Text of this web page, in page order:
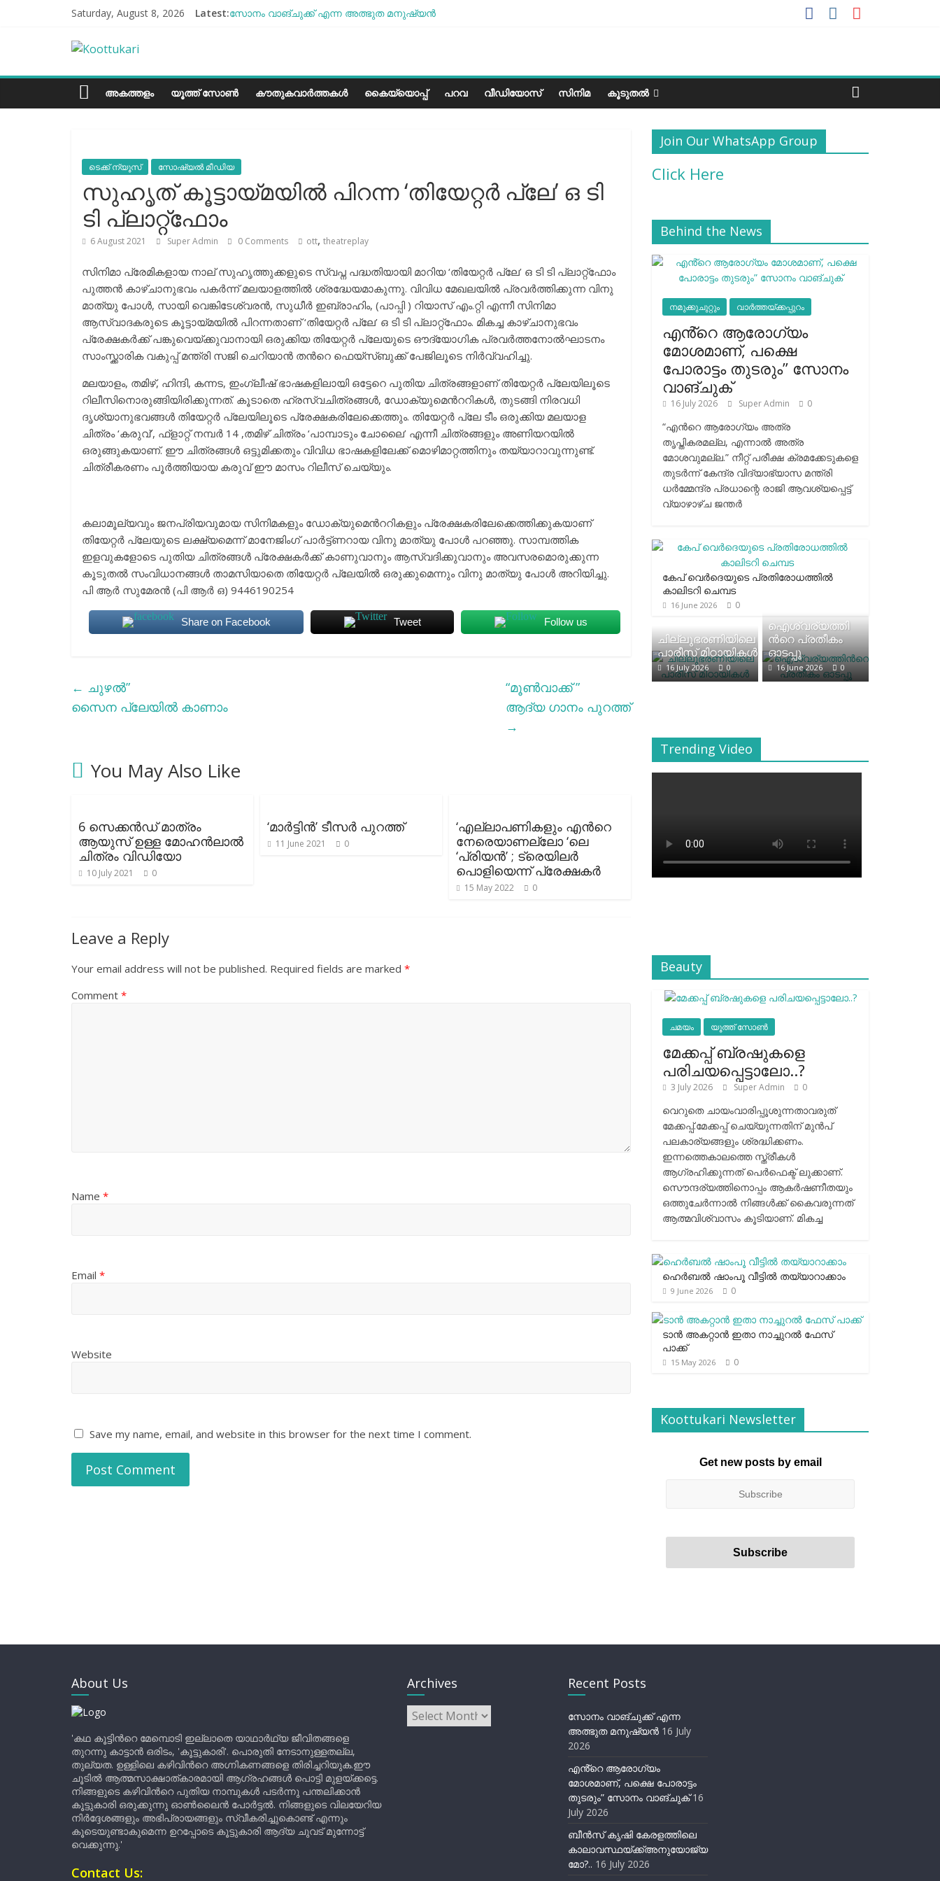
Saturday, August 8, 2026 Latest:സോനം വാങ്ചുക്ക് എന്ന അത്ഭുത മനുഷ്യന്‍
ചില്ലുഭരണിയിലെ പാരീസ് മിഠായികള്‍
Koottukari
Kottukariഅകത്തളം യൂത്ത് സോൺ കൗതുകവാർത്തകൾ കൈയ്യൊപ്പ് പറവ വീഡിയോസ് സിനിമ കൂടുതൽ
ടെക്ക് ന്യൂസ് സോഷ്യല്‍ മീഡിയ
സുഹൃത് കൂട്ടായ്മയിൽ പിറന്ന ‘തിയേറ്റര്‍ പ്ലേ’ ഒ ടി
ടി പ്ലാറ്റ്ഫോം
6 August 2021 Super Admin 0 Comments ott, theatreplay
സിനിമാ പ്രേമികളായ നാല് സുഹൃത്തുക്കളുടെ സ്വപ്ന പദ്ധതിയായി മാറിയ ‘തിയേറ്റര്‍ പ്ലേ’ ഒ ടി ടി പ്ലാറ്റ്ഫോം
പുത്തന്‍ കാഴ്ചാനുഭവം പകര്‍ന്ന് മലയാളത്തില്‍ ശ്രദ്ധേയമാകുന്നു. വിവിധ മേഖലയില്‍ പ്രവര്‍ത്തിക്കുന്ന വിനു
മാത്യു പോള്‍, സായി വെങ്കിടേശ്വരന്‍, സുധീര്‍ ഇബ്രാഹിം, (പാപ്പി ) റിയാസ് എം.റ്റി എന്നീ സിനിമാ
ആസ്വാദകരുടെ കൂട്ടായ്മയില്‍ പിറന്നതാണ് ‘തിയേറ്റര്‍ പ്ലേ’ ഒ ടി ടി പ്ലാറ്റ്ഫോം. മികച്ച കാഴ്ചാനുഭവം
പ്രേക്ഷകര്‍ക്ക് പങ്കുവെയ്ക്കുവാനായി ഒരുക്കിയ തിയേറ്റര്‍ പ്ലേയുടെ ഔദ്യോഗിക പ്രവര്‍ത്തനോല്‍ഘാടനം
സാംസ്ക്കാരിക വകുപ്പ് മന്ത്രി സജി ചെറിയാന്‍ തന്‍റെ ഫെയ്സ്ബുക്ക് പേജിലൂടെ നിർവ്വഹിച്ചു.
മലയാളം, തമിഴ്, ഹിന്ദി, കന്നട, ഇംഗ്ലീഷ് ഭാഷകളിലായി ഒട്ടേറെ പുതിയ ചിത്രങ്ങളാണ് തിയേറ്റര്‍ പ്ലേയിലൂടെ
റിലീസിനൊരുങ്ങിയിരിക്കുന്നത്. കൂടാതെ ഹ്രസ്വചിത്രങ്ങള്‍, ഡോക്യുമെന്‍ററികള്‍, തുടങ്ങി നിരവധി
ദൃശ്യാനുഭവങ്ങള്‍ തിയേറ്റര്‍ പ്ലേയിലൂടെ പ്രേക്ഷകരിലേക്കെത്തും. തിയേറ്റര്‍ പ്ലേ ടീം ഒരുക്കിയ മലയാള
ചിത്രം ‘കരുവ്’, ഫ്ളാറ്റ് നമ്പര്‍ 14 ,തമിഴ് ചിത്രം ‘പാമ്പാടും ചോലൈ’ എന്നീ ചിത്രങ്ങളും അണിയറയില്‍
ഒരുങ്ങുകയാണ്. ഈ ചിത്രങ്ങള്‍ ഒട്ടുമിക്കതും വിവിധ ഭാഷകളിലേക്ക് മൊഴിമാറ്റത്തിനും തയ്യാറാവുന്നുണ്ട്.
ചിത്രീകരണം പൂര്‍ത്തിയായ കരുവ് ഈ മാസം റിലീസ് ചെയ്യും.
കലാമൂല്യവും ജനപ്രിയവുമായ സിനിമകളും ഡോക്യുമെന്‍ററികളും പ്രേക്ഷകരിലേക്കെത്തിക്കുകയാണ്
തിയേറ്റര്‍ പ്ലേയുടെ ലക്ഷ്യമെന്ന് മാനേജിംഗ് പാര്‍ട്ട്ണറായ വിനു മാത്യു പോള്‍ പറഞ്ഞു. സാമ്പത്തിക
ഇളവുകളോടെ പുതിയ ചിത്രങ്ങള്‍ പ്രേക്ഷകര്‍ക്ക് കാണുവാനും ആസ്വദിക്കുവാനും അവസരമൊരുക്കുന്ന
കൂടുതല്‍ സംവിധാനങ്ങള്‍ താമസിയാതെ തിയേറ്റര്‍ പ്ലേയില്‍ ഒരുക്കുമെന്നും വിനു മാത്യു പോള്‍ അറിയിച്ചു.
പി ആര്‍ സുമേരന്‍ (പി ആര്‍ ഒ) 9446190254
Share on Facebook Tweet Follow us
← ചുഴല്‍”
സൈന പ്ലേയിൽ കാണാം
“മൂൺവാക്ക് ”
ആദ്യ ഗാനം പുറത്ത്
→
You May Also Like
6 സെക്കൻഡ് മാത്രം
ആയുസ് ഉള്ള മോഹൻലാൽ
ചിത്രം വിഡിയോ
10 July 2021 0
‘മാർട്ടിൻ’ ടീസർ പുറത്ത്
11 June 2021 0
‘എല്ലാപണികളും എന്‍റെ
നേരെയാണല്ലോ ‘ലെ
‘പ്രിയന്‍’ ; ട്രെയിലര്‍
പൊളിയെന്ന് പ്രേക്ഷകര്‍
15 May 2022 0
Leave a Reply
Your email address will not be published. Required fields are marked *
Comment *
Name *
Email *
Website
Save my name, email, and website in this browser for the next time I comment.
Join Our WhatsApp Group
Click Here
Behind the News
നമുക്കുചുറ്റും വാർത്തയ്ക്കപ്പുറം
എൻ്റെ ആരോഗ്യം
മോശമാണ്, പക്ഷെ
പോരാട്ടം തുടരും” സോനം
വാങ്ചുക്
16 July 2026 Super Admin 0
“എന്‍റെ ആരോഗ്യം അത്ര
തൃപ്തികരമല്ല, എന്നാൽ അത്ര
മോശവുമല്ല.” നീറ്റ് പരീക്ഷ ക്രമക്കേടുകളെ
തുടർന്ന് കേന്ദ്ര വിദ്യാഭ്യാസ മന്ത്രി
ധർമ്മേന്ദ്ര പ്രധാന്റെ രാജി ആവശ്യപ്പെട്ട്
വ്യാഴാഴ്ച ജന്തർ
കേപ് വെര്‍ദെയുടെ പ്രതിരോധത്തില്‍
കാലിടറി ചെമ്പട
16 June 2026 0
ചില്ലുഭരണിയിലെ
പാരീസ് മിഠായികള്‍
16 July 2026 0
ഐശ്വര്യത്തി
ന്‍റെ പ്രതീകം
ഓടപ്പൂ
16 June 2026 0
Trending Video
Beauty
ചമയം യൂത്ത് സോൺ
മേക്കപ്പ് ബ്രഷുകളെ
പരിചയപ്പെട്ടാലോ..?
3 July 2026 Super Admin 0
വെറുതെ ചായംവാരിപ്പൂശുന്നതാവരുത്
മേക്കപ്പ്.മേക്കപ്പ് ചെയ്യുന്നതിന് മുന്‍പ്
പലകാര്യങ്ങളും ശ്രദ്ധിക്കണം.
ഇന്നത്തെകാലത്തെ സ്ത്രീകള്‍
ആഗ്രഹിക്കുന്നത് പെര്‍ഫെക്ട് ലുക്കാണ്.
സൌന്ദര്യത്തിനൊപ്പം ആകര്‍ഷണീതയും
ഒത്തുചേര്‍ന്നാല്‍ നിങ്ങള്‍ക്ക് കൈവരുന്നത്
ആത്മവിശ്വാസം കൂടിയാണ്. മികച്ച
ഹെര്‍ബല്‍ ഷാംപൂ വീട്ടില്‍ തയ്യാറാക്കാം
9 June 2026 0
ടാന്‍ അകറ്റാന്‍ ഇതാ നാച്ചുറല്‍ ഫേസ്
പാക്ക്
15 May 2026 0
Koottukari Newsletter
Get new posts by email
About Us
'കഥ കൂട്ടിന്‍റെ മേമ്പൊടി ഇല്ലാതെ യാഥാർഥ്യ ജീവിതങ്ങളെ
തുറന്നു കാട്ടാൻ ഒരിടം, 'കൂട്ടുകാരി'. പൊരുതി നേടാനുള്ളതല്ല,
തുല്യത. ഉള്ളിലെ കഴിവിന്‍റെ അഗ്നികണങ്ങളെ തിരിച്ചറിയുക.ഈ
ചൂടിൽ ആത്മസാക്ഷാത്കാരമായി ആഗ്രഹങ്ങൾ പൊട്ടി മുളയ്ക്കട്ടെ.
നിങ്ങളുടെ കഴിവിന്‍റെ പുതിയ നാമ്പുകൾ പടർന്നു പന്തലിക്കാൻ
കൂട്ടുകാരി ഒരുക്കുന്നു ഓൺലൈൻ പോർട്ടൽ. നിങ്ങളുടെ വിലയേറിയ
നിർദ്ദേശങ്ങളും അഭിപ്രായങ്ങളും സ്വീകരിച്ചുകൊണ്ട് എന്നും
കൂടെയുണ്ടാകുമെന്ന ഉറപ്പോടെ കൂട്ടുകാരി ആദ്യ ചുവട് മുന്നോട്ട്
വെക്കുന്നു.'
Contact Us:
Archives
Archives
Recent Posts
സോനം വാങ്ചുക്ക് എന്ന
അത്ഭുത മനുഷ്യന്‍ 16 July
2026
എൻ്റെ ആരോഗ്യം
മോശമാണ്, പക്ഷെ പോരാട്ടം
തുടരും” സോനം വാങ്ചുക് 16
July 2026
ബീന്‍സ് കൃഷി കേരളത്തിലെ
കാലാവസ്ഥയ്ക്ക്അനുയോജ്യ
മോ?.. 16 July 2026